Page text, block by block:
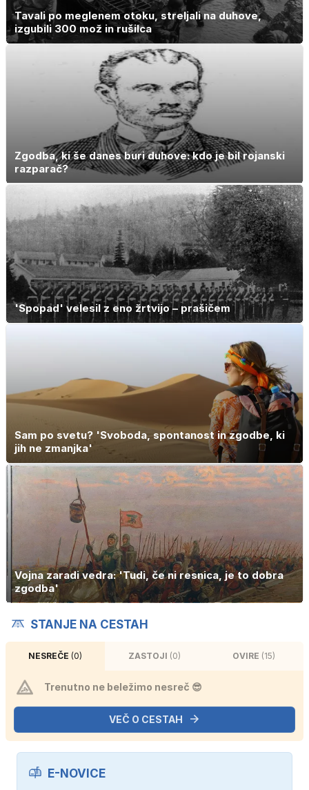
Tavali po meglenem otoku, streljali na duhove,
izgubili 300 mož in rušilca
Zgodba, ki še danes buri duhove: kdo je bil rojanski
razparač?
'Spopad' velesil z eno žrtvijo – prašičem
Sam po svetu? 'Svoboda, spontanost in zgodbe, ki
jih ne zmanjka'
Vojna zaradi vedra: 'Tudi, če ni resnica, je to dobra
zgodba'
STANJE NA CESTAH
NESREČE (0) ZASTOJI (0) OVIRE (15)
Trenutno ne beležimo nesreč 😎
VEČ O CESTAH
E-NOVICE